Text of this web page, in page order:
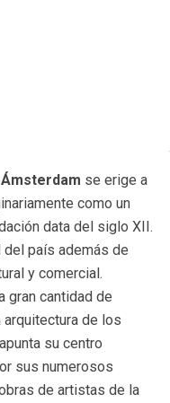
Ámsterdam se erige a
como un
data del siglo XII.
del país además de
y comercial.
gran cantidad de
de los
su centro
sus numerosos
de artistas de la